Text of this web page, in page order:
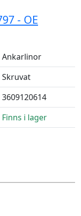
- OE
Ankarlinor
Skruvat
3609120614
Finns i lager